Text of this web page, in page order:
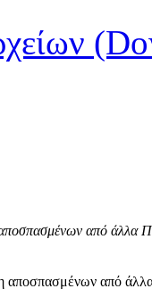
από άλλα
αποσπασμένων από